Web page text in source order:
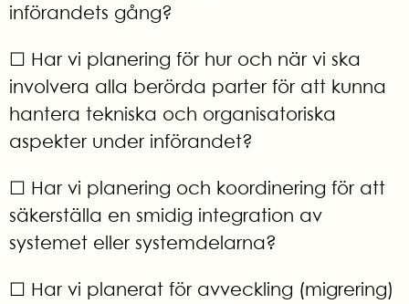
införandets gång?
☐ Har vi planering för hur och när vi ska
involvera alla berörda parter för att kunna
hantera tekniska och organisatoriska
aspekter under införandet?
☐ Har vi planering och koordinering för att
säkerställa en smidig integration av
systemet eller systemdelarna?
☐ Har vi planerat för avveckling (migrering)